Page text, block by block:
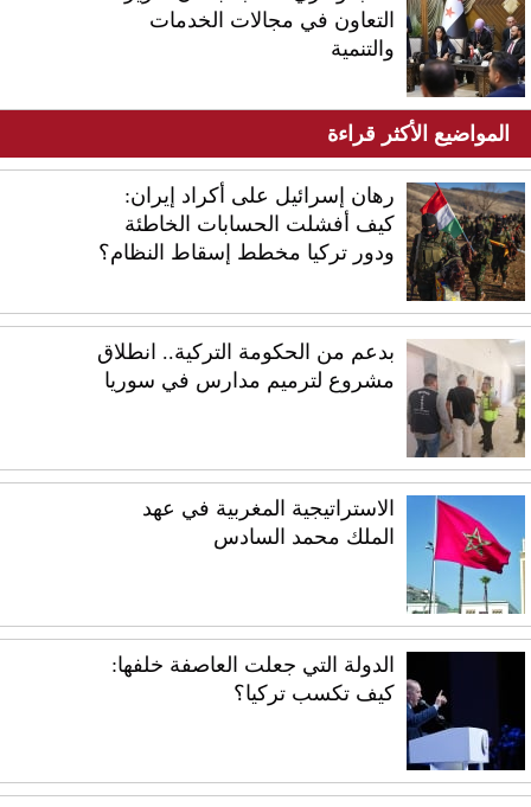
التعاون في مجالات الخدمات
والتنمية
المواضيع الأكثر قراءة
رهان إسرائيل على أكراد إيران:
كيف أفشلت الحسابات الخاطئة
ودور تركيا مخطط إسقاط النظام؟
بدعم من الحكومة التركية.. انطلاق
مشروع لترميم مدارس في سوريا
الاستراتيجية المغربية في عهد
الملك محمد السادس
الدولة التي جعلت العاصفة خلفها:
كيف تكسب تركيا؟